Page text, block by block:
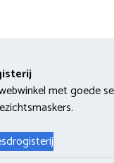
met goede